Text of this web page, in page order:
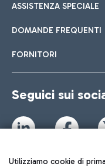
ASSISTENZA SPECIALE
DOMANDE FREQUENTI
FORNITORI
Seguici sui
Utilizziamo cookie di